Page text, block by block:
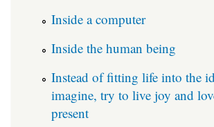
Inside a computer
Inside the human being
Instead of fitting life into the
imagine, try to live joy and
present